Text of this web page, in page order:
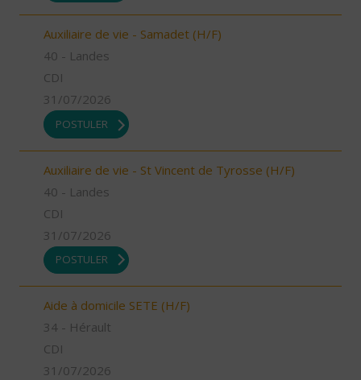
Auxiliaire de vie - Samadet (H/F)
40 - Landes
CDI
31/07/2026
POSTULER
Auxiliaire de vie - St Vincent de Tyrosse (H/F)
40 - Landes
CDI
31/07/2026
POSTULER
Aide à domicile SETE (H/F)
34 - Hérault
CDI
31/07/2026